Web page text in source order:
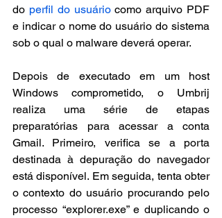
do perfil do usuário como arquivo PDF
e indicar o nome do usuário do sistema
sob o qual o malware deverá operar.
Depois de executado em um host
Windows comprometido, o Umbrij
realiza uma série de etapas
preparatórias para acessar a conta
Gmail. Primeiro, verifica se a porta
destinada à depuração do navegador
está disponível. Em seguida, tenta obter
o contexto do usuário procurando pelo
processo “explorer.exe” e duplicando o